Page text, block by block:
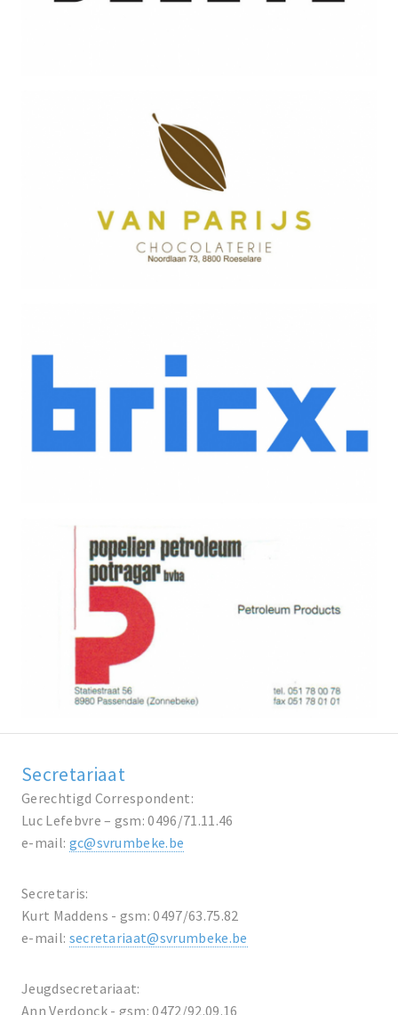
Secretariaat
Gerechtigd Correspondent:
Luc Lefebvre – gsm: 0496/71.11.46
e-mail: gc@svrumbeke.be
Secretaris:
Kurt Maddens - gsm: 0497/63.75.82
e-mail: secretariaat@svrumbeke.be
Jeugdsecretariaat:
Ann Verdonck - gsm: 0472/92.09.16